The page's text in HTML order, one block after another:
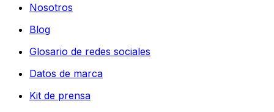
Nosotros
Blog
Glosario de redes sociales
Datos de marca
Kit de prensa